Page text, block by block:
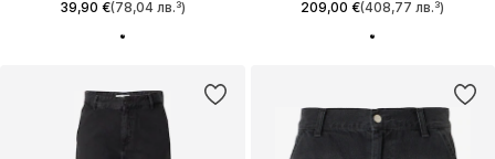
39,90 €(78,04 лв.³) 209,00 €(408,77 лв.³)